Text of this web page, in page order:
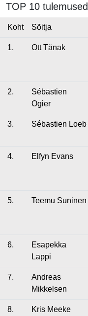
TOP 10 tulemused
Koht Sõitja
1. Ott Tänak
2.
Sébastien
Ogier
3. Sébastien Loeb
4. Elfyn Evans
5. Teemu Suninen
6.
Esapekka
Lappi
7.
Andreas
Mikkelsen
8. Kris Meeke